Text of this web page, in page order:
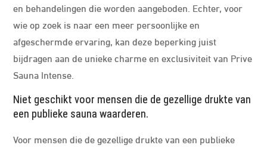
en behandelingen die worden aangeboden. Echter, voor
wie op zoek is naar een meer persoonlijke en
afgeschermde ervaring, kan deze beperking juist
bijdragen aan de unieke charme en exclusiviteit van Prive
Sauna Intense.
Niet geschikt voor mensen die de gezellige drukte van
een publieke sauna waarderen.
Voor mensen die de gezellige drukte van een publieke